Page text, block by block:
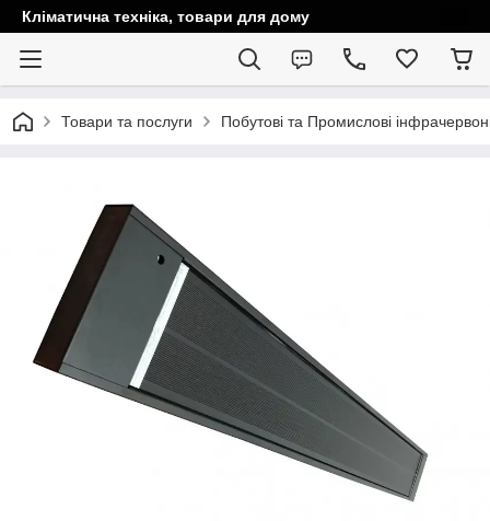
Кліматична техніка, товари для дому
Товари та послуги Побутові та Промислові інфрачервоні